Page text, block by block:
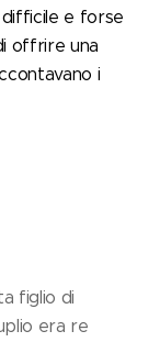
e forse
offrire una
i
figlio di
era re